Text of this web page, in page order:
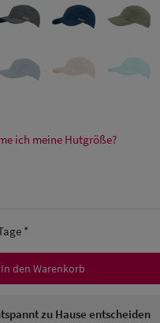
ich meine Hutgröße?
*
In den Warenkorb
zu Hause entscheiden